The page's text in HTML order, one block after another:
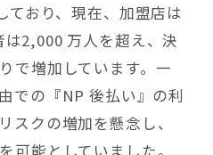
ており、現在、加盟店は
2,000 万人を超え、決
で増加しています。一
での『NP 後払い』の利
スクの増加を懸念し、
可能としていました。